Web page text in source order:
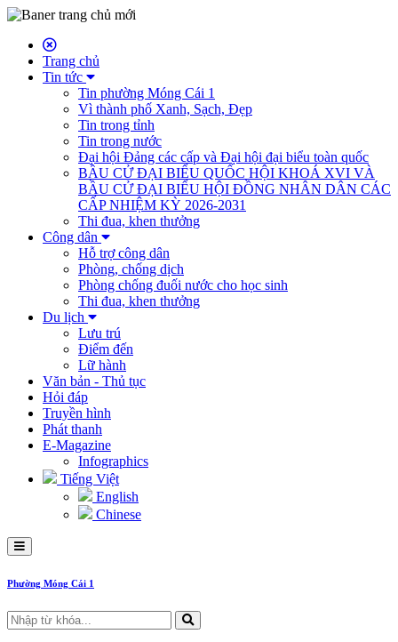
Trang chủ
Tin tức
Tin phường Móng Cái 1
Vì thành phố Xanh, Sạch, Đẹp
Tin trong tỉnh
Tin trong nước
Đại hội Đảng các cấp và Đại hội đại biểu toàn quốc
BẦU CỬ ĐẠI BIỂU QUỐC HỘI KHOÁ XVI VÀ
BẦU CỬ ĐẠI BIỂU HỘI ĐỒNG NHÂN DÂN CÁC
CẤP NHIỆM KỲ 2026-2031
Thi đua, khen thưởng
Công dân
Hỗ trợ công dân
Phòng, chống dịch
Phòng chống đuối nước cho học sinh
Thi đua, khen thưởng
Du lịch
Lưu trú
Điểm đến
Lữ hành
Văn bản - Thủ tục
Hỏi đáp
Truyền hình
Phát thanh
E-Magazine
Infographics
Tiếng Việt
English
Chinese
Phường Móng Cái 1